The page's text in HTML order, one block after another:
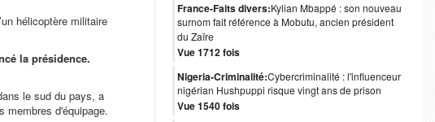
hélicoptère militaire
la présidence.
le sud du pays, a
membres d'équipage.
France-Faits divers:Kylian Mbappé : son nouveau
surnom fait référence à Mobutu, ancien président
du Zaïre
Vue 1712 fois
Nigeria-Criminalité:Cybercriminalité : l'influenceur
nigérian Hushpuppi risque vingt ans de prison
Vue 1540 fois